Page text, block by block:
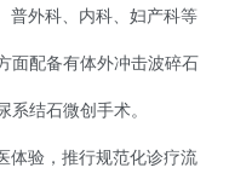
普外科、内科、妇产科等
面配备有体外冲击波碎石
结石微创手术。
体验，推行规范化诊疗流